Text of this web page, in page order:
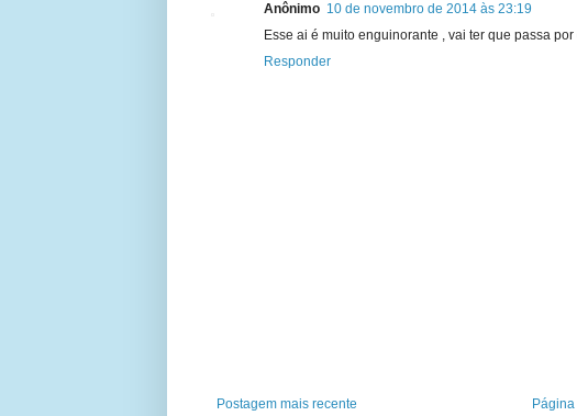
Anônimo 10 de novembro de 2014 às 23:19
Esse ai é muito enguinorante , vai ter que passa
Responder
Postagem mais recente